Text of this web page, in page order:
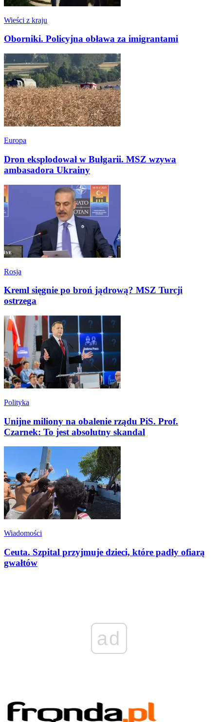
Wieści z kraju
Oborniki. Policyjna obława za imigrantami
Europa
Dron eksplodował w Bułgarii. MSZ wzywa
ambasadora Ukrainy
Rosja
Kreml sięgnie po broń jądrową? MSZ Turcji
ostrzega
Polityka
Unijne miliony na obalenie rządu PiS. Prof.
Czarnek: To jest absolutny skandal
Wiadomości
Ceuta. Szpital przyjmuje dzieci, które padły ofiarą
gwałtów
ad